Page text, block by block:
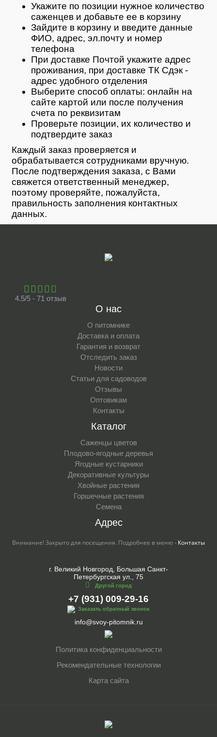
Укажите по позиции нужное количество
саженцев и добавьте ее в корзину
Зайдите в корзину и введите данные
ФИО, адрес, эл.почту и номер
телефона
При доставке Почтой укажите адрес
проживания, при доставке ТК Сдэк -
адрес удобного отделения
Выберите способ оплаты: онлайн на
сайте картой или после получения
счета по реквизитам
Проверьте позиции, их количество и
подтвердите заказ
Каждый заказ проверяется и
обрабатывается сотрудниками вручную.
После подтверждения заказа, с Вами
свяжется ответственный менеджер,
поэтому проверяйте, пожалуйста,
правильность заполнения контактных
данных.
4.5/5 - 71 отзыв
О нас
О питомнике
Доставка и оплата
Гарантия и возврат
Отследить заказ
Новости
Статьи для садоводов
Отзывы
Оптовикам
Контакты
Каталог
Саженцы цветов
Плодово-ягодные деревья
Ягодные кустарники
Декоративные культуры
Хвойные растения
Горшечные растения
Семена
Адрес
Внимание! Закрыто для посещения. Подробнее в меню - Контакты
г. Великий Новгород, Большая Санкт-
Петербургская ул., 75
Другой город
+7 (931) 009-29-16
Заказать обратный звонок
info@svoy-pitomnik.ru
Политика конфиденциальности
Рекомендательные технологии
Карта сайта